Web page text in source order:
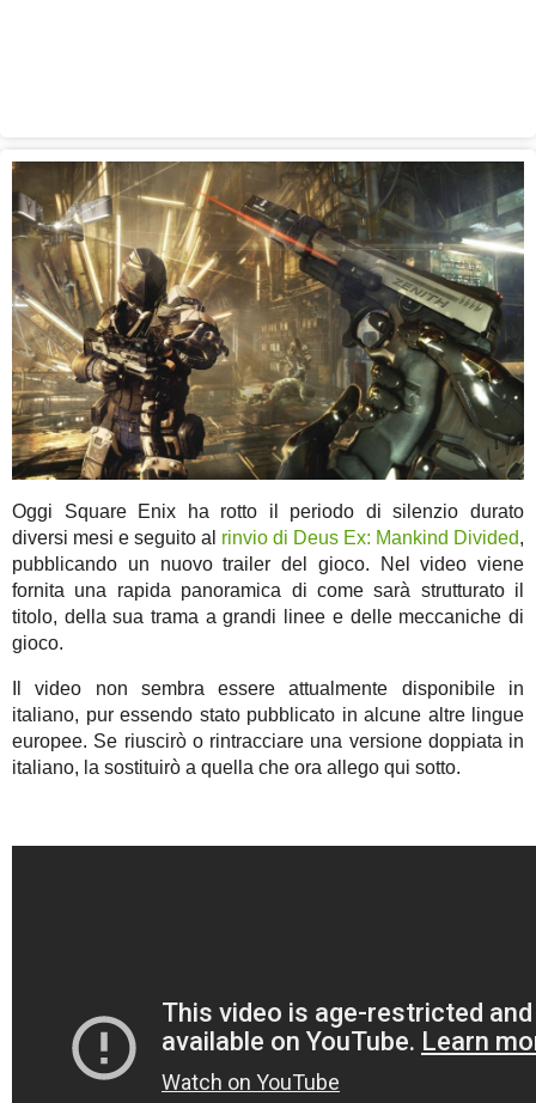
Oggi Square Enix ha rotto il periodo di silenzio durato
diversi mesi e seguito al rinvio di Deus Ex: Mankind Divided,
pubblicando un nuovo trailer del gioco. Nel video viene
fornita una rapida panoramica di come sarà strutturato il
titolo, della sua trama a grandi linee e delle meccaniche di
gioco.
Il video non sembra essere attualmente disponibile in
italiano, pur essendo stato pubblicato in alcune altre lingue
europee. Se riuscirò o rintracciare una versione doppiata in
italiano, la sostituirò a quella che ora allego qui sotto.